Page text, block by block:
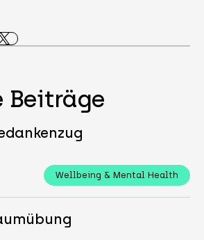
Beiträge
Wellbeing & Mental Health